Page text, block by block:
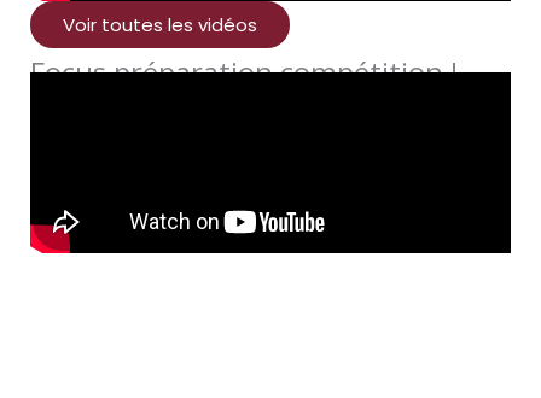
Voir toutes les vidéos
Focus préparation compétition !